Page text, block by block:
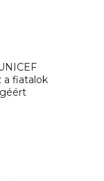
a fiatalok